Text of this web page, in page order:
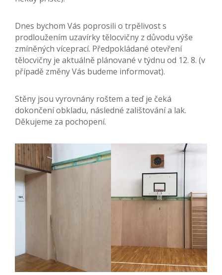
Dnes bychom Vás poprosili o trpělivost s
prodloužením uzavírky tělocvičny z důvodu výše
zmíněných víceprací. Předpokládané otevření
tělocvičny je aktuálně plánované v týdnu od 12. 8. (v
případě změny Vás budeme informovat).
Stěny jsou vyrovnány roštem a teď je čeká
dokončení obkladu, následné zalištování a lak.
Děkujeme za pochopení.